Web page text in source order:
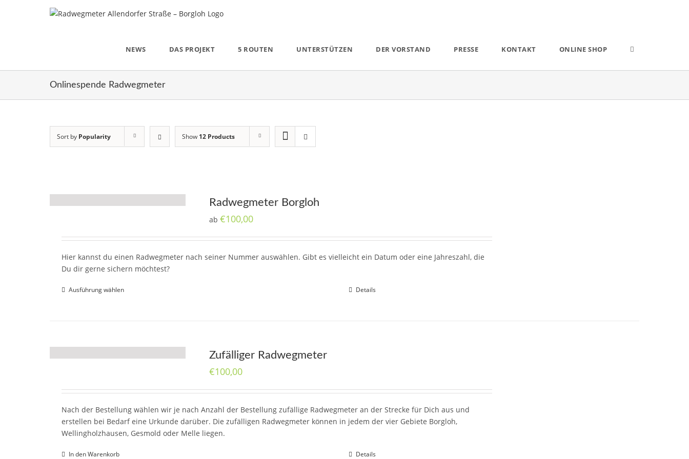
NEWS DAS PROJEKT 5 ROUTEN UNTERSTÜTZEN DER VORSTAND PRESSE KONTAKT ONLINE SHOP
Onlinespende Radwegmeter
Sort by Popularity Show 12 Products
Radwegmeter Borgloh
ab €100,00
Hier kannst du einen Radwegmeter nach seiner Nummer auswählen. Gibt es vielleicht ein Datum oder eine Jahreszahl, die
Du dir gerne sichern möchtest?
Ausführung wählen Details
Zufälliger Radwegmeter
€100,00
Nach der Bestellung wählen wir je nach Anzahl der Bestellung zufällige Radwegmeter an der Strecke für Dich aus und
erstellen bei Bedarf eine Urkunde darüber. Die zufälligen Radwegmeter können in jedem der vier Gebiete Borgloh,
Wellingholzhausen, Gesmold oder Melle liegen.
In den Warenkorb Details